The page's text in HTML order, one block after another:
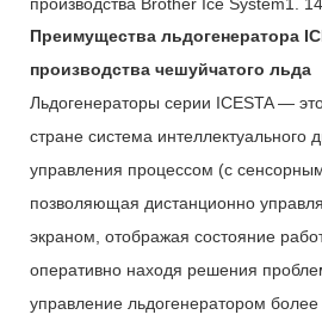
Преимущества льдогенератора
производства чешуйчатого льда
Льдогенераторы серии ICESTA —
стране система интеллектуального
управления процессом (с
позволяющая дистанционно
экраном, отображая состояние
оперативно находя решения
управление льдогенератором